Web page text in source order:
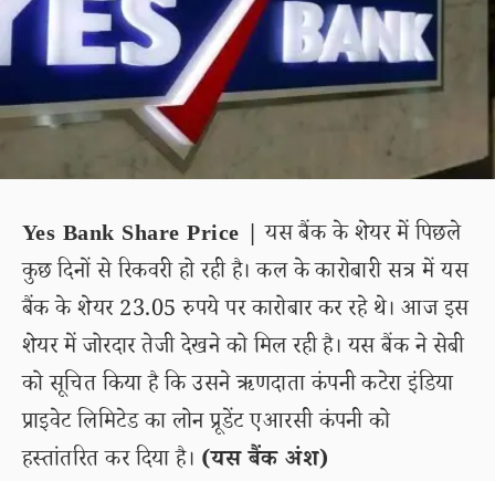
Yes Bank Share Price | यस बैंक के शेयर में पिछले
कुछ दिनों से रिकवरी हो रही है। कल के कारोबारी सत्र में यस
बैंक के शेयर 23.05 रुपये पर कारोबार कर रहे थे। आज इस
शेयर में जोरदार तेजी देखने को मिल रही है। यस बैंक ने सेबी
को सूचित किया है कि उसने ऋणदाता कंपनी कटेरा इंडिया
प्राइवेट लिमिटेड का लोन प्रूडेंट एआरसी कंपनी को
हस्तांतरित कर दिया है। (यस बैंक अंश)